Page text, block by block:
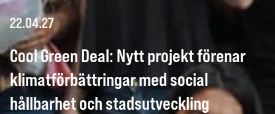
22.04.27
Cool Green Deal: Nytt projekt förenar
klimatförbättringar med social
hållbarhet och stadsutveckling